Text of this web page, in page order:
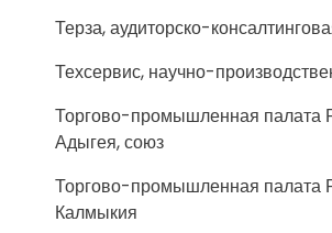
Терза, аудиторско-
Техсервис, научно-
Торгово-промышленная палата
Адыгея, союз
Торгово-промышленная палата
Калмыкия